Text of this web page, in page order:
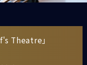
Theatre」